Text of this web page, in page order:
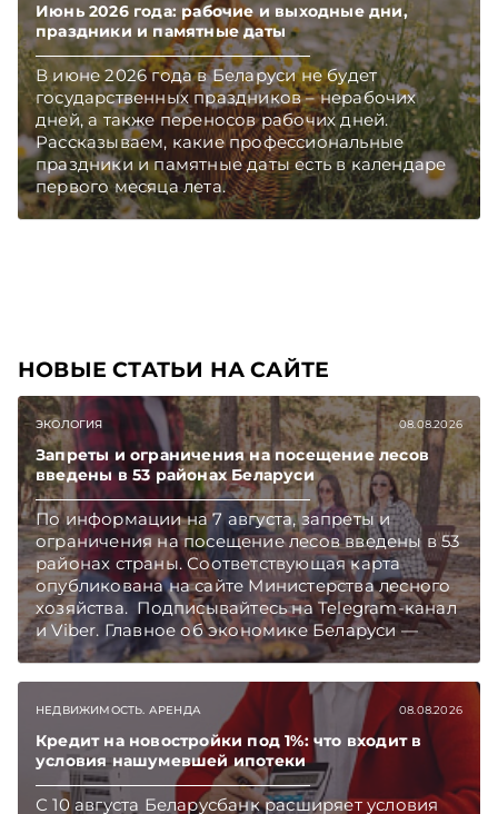
Июнь 2026 года: рабочие и выходные дни,
праздники и памятные даты
В июне 2026 года в Беларуси не будет
государственных праздников – нерабочих
дней, а также переносов рабочих дней.
Рассказываем, какие профессиональные
праздники и памятные даты есть в календаре
первого месяца лета.
НОВЫЕ СТАТЬИ НА САЙТЕ
ЭКОЛОГИЯ 08.08.2026
Запреты и ограничения на посещение лесов
введены в 53 районах Беларуси
По информации на 7 августа, запреты и
ограничения на посещение лесов введены в 53
районах страны. Соответствующая карта
опубликована на сайте Министерства лесного
хозяйства. Подписывайтесь на Telegram‑канал
и Viber. Главное об экономике Беларуси —
раньше, чем в новостях TelegramViber
НЕДВИЖИМОСТЬ. АРЕНДА 08.08.2026
Кредит на новостройки под 1%: что входит в
условия нашумевшей ипотеки
С 10 августа Беларусбанк расширяет условия